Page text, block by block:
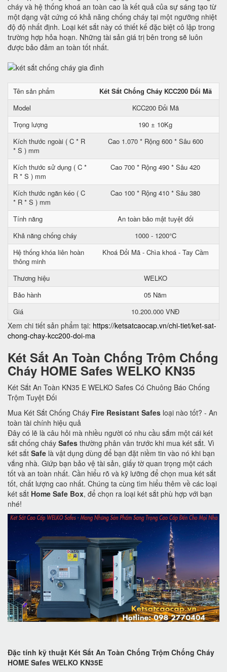
cháy và hệ thống khoá an toàn cao là kết quả của sự sáng tạo từ
một dạng vật cứng có khả năng chống cháy tại một ngưỡng nhiệt
độ độ nhất định. Loại két sắt này có thiết kế đặc biệt cô lập trong
trường hợp hỏa hoạn. Những tài sản giá trị bên trong sẽ luôn
được bảo đảm an toàn tốt nhất.
Tên sản phẩm
Két Sắt Chống Cháy KCC200 Đổi Mã
Model
KCC200 Đổi Mã
Trọng lượng
190 ± 10Kg
Kích thước ngoài ( C * R
* S ) mm
Cao 1.070 * Rộng 600 * Sâu 600
Kích thước sử dụng ( C *
R * S ) mm
Cao 700 * Rộng 490 * Sâu 420
Kích thước ngăn kéo ( C
* R * S ) mm
Cao 100 * Rộng 410 * Sâu 380
Tính năng
An toàn bảo mật tuyệt đối
Khả năng chống cháy
1000 - 1200°C
Hệ thống khóa liên hoàn
thông minh
Khoá Đổi Mã - Chìa khoá - Tay Cầm
Thương hiệu
WELKO
Bảo hành
05 Năm
Giá
10.200.000 VNĐ
Xem chi tiết sản phẩm tại: https://ketsatcaocap.vn/chi-tiet/ket-sat-
chong-chay-kcc200-doi-ma
Két Sắt An Toàn Chống Trộm Chống
Cháy HOME Safes WELKO KN35
Két Sắt An Toàn KN35 E WELKO Safes Có Chuông Báo Chống
Trộm Tuyệt Đối
Mua Két Sắt Chống Cháy Fire Resistant Safes loại nào tốt? - An
toàn tài chính hiệu quả
Đây có lẽ là câu hỏi mà nhiều người có nhu cầu sắm một cái két
sắt chống cháy Safes thường phân vân trước khi mua két sắt. Vì
két sắt Safe là vật dụng dùng để bạn đặt niềm tin vào nó khi bạn
vắng nhà. Giứp bạn bảo vệ tài sản, giấy tờ quan trọng một cách
tốt và an toàn nhất. Cần hiểu rõ và kỹ lưỡng để chọn mua két sắt
tốt, chất lượng cao nhất. Chúng ta cùng tìm hiểu thêm về các loại
két sắt Home Safe Box, để chọn ra loại két sắt phù hợp với bạn
nhé!
Đặc tính kỹ thuật Két Sắt An Toàn Chống Trộm Chống Cháy
HOME Safes WELKO KN35E